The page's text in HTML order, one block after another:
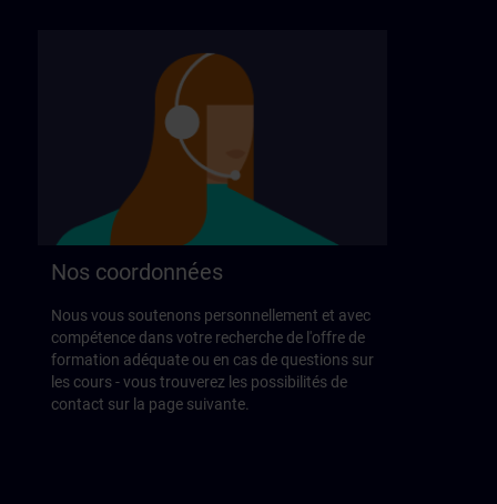
Nos coordonnées
Nous vous soutenons personnellement et avec
compétence dans votre recherche de l'offre de
formation adéquate ou en cas de questions sur
les cours - vous trouverez les possibilités de
contact sur la page suivante.